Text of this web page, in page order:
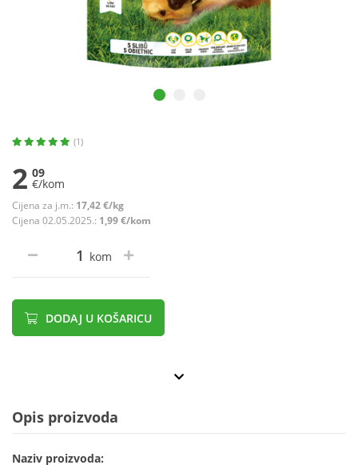
(1)
2 09
€/kom
Cijena za j.m.: 17,42 €/kg
Cijena 02.05.2025.: 1,99 €/kom
kom
DODAJ U KOŠARICU
Opis proizvoda
Naziv proizvoda: